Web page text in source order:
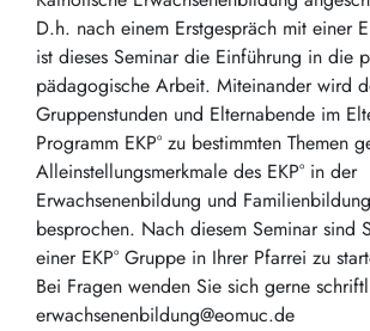
D.h. nach einem Erstgespräch mit einer
ist dieses Seminar die Einführung in die
pädagogische Arbeit. Miteinander wird
Gruppenstunden und Elternabende im
Programm EKP° zu bestimmten Themen
Alleinstellungsmerkmale des EKP° in der
Erwachsenenbildung und
besprochen. Nach diesem Seminar sind
einer EKP° Gruppe in Ihrer Pfarrei zu
Bei Fragen wenden Sie sich gerne
erwachsenenbildung@eomuc.de